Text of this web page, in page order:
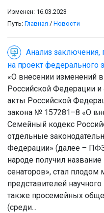
Изменен: 16.03.2023
Путь: Главная / Новости
Анализ заключения,
на проект федерального
«О внесении изменений
Российской Федерации
акты Российской
закона № 157281–8 «О
Семейный кодекс
отдельные
Федерации» (далее –
народе получил
сенаторов», стал плодом
представителей
также просемейных
(среди...